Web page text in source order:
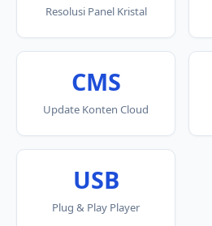
Resolusi Panel Kristal
CMS
Update Konten Cloud
USB
Plug & Play Player